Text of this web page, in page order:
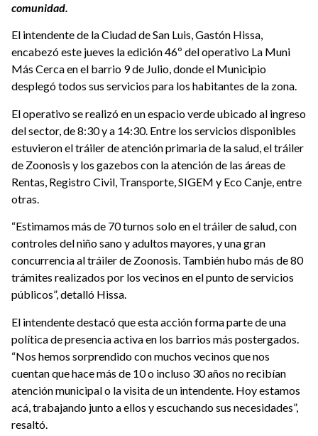
comunidad.
El intendente de la Ciudad de San Luis, Gastón Hissa,
encabezó este jueves la edición 46º del operativo La Muni
Más Cerca en el barrio 9 de Julio, donde el Municipio
desplegó todos sus servicios para los habitantes de la zona.
El operativo se realizó en un espacio verde ubicado al ingreso
del sector, de 8:30 y a 14:30. Entre los servicios disponibles
estuvieron el tráiler de atención primaria de la salud, el tráiler
de Zoonosis y los gazebos con la atención de las áreas de
Rentas, Registro Civil, Transporte, SIGEM y Eco Canje, entre
otras.
“Estimamos más de 70 turnos solo en el tráiler de salud, con
controles del niño sano y adultos mayores, y una gran
concurrencia al tráiler de Zoonosis. También hubo más de 80
trámites realizados por los vecinos en el punto de servicios
públicos”, detalló Hissa.
El intendente destacó que esta acción forma parte de una
política de presencia activa en los barrios más postergados.
“Nos hemos sorprendido con muchos vecinos que nos
cuentan que hace más de 10 o incluso 30 años no recibían
atención municipal o la visita de un intendente. Hoy estamos
acá, trabajando junto a ellos y escuchando sus necesidades”,
resaltó.